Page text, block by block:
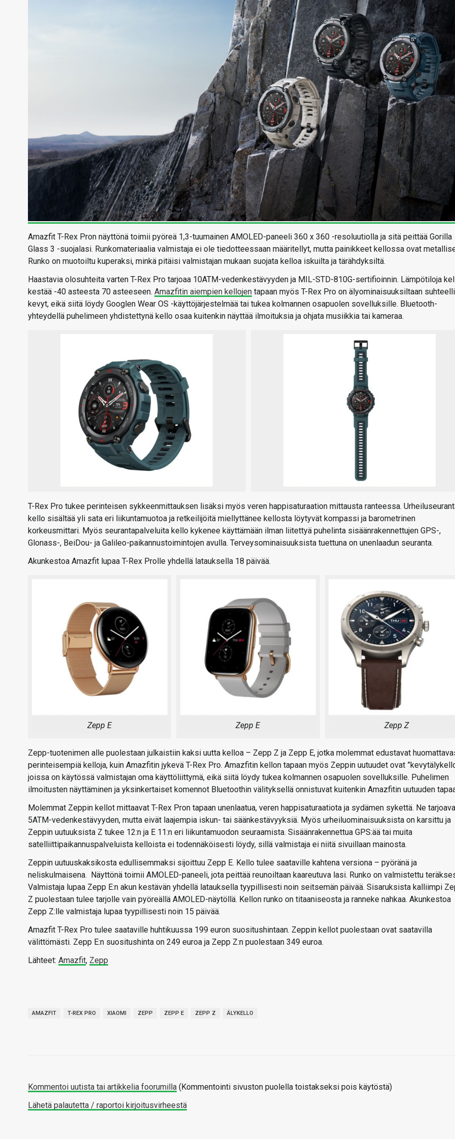
Amazfit T-Rex Pron näyttönä toimii pyöreä 1,3-tuumainen AMOLED-paneeli 360 x 360 -resoluutiolla ja sitä peittää Gorilla
Glass 3 -suojalasi. Runkomateriaalia valmistaja ei ole tiedotteessaan määritellyt, mutta painikkeet kellossa ovat
Runko on muotoiltu kuperaksi, minkä pitäisi valmistajan mukaan suojata kelloa iskuilta ja tärähdyksiltä.
Haastavia olosuhteita varten T-Rex Pro tarjoaa 10ATM-vedenkestävyyden ja MIL-STD-810G-sertifioinnin. Lämpötiloja
kestää -40 asteesta 70 asteeseen. Amazfitin aiempien kellojen tapaan myös T-Rex Pro on älyominaisuuksiltaan
kevyt, eikä siitä löydy Googlen Wear OS -käyttöjärjestelmää tai tukea kolmannen osapuolen sovelluksille. Bluetooth-
yhteydellä puhelimeen yhdistettynä kello osaa kuitenkin näyttää ilmoituksia ja ohjata musiikkia tai kameraa.
T-Rex Pro tukee perinteisen sykkeenmittauksen lisäksi myös veren happisaturaation mittausta ranteessa.
kello sisältää yli sata eri liikuntamuotoa ja retkeilijöitä miellyttänee kellosta löytyvät kompassi ja barometrinen
korkeusmittari. Myös seurantapalveluita kello kykenee käyttämään ilman liitettyä puhelinta sisäänrakennettujen GPS-,
Glonass-, BeiDou- ja Galileo-paikannustoimintojen avulla. Terveysominaisuuksista tuettuna on unenlaadun seuranta.
Akunkestoa Amazfit lupaa T-Rex Prolle yhdellä latauksella 18 päivää.
Zepp E Zepp E Zepp Z
Zepp-tuotenimen alle puolestaan julkaistiin kaksi uutta kelloa – Zepp Z ja Zepp E, jotka molemmat edustavat
perinteisempiä kelloja, kuin Amazfitin jykevä T-Rex Pro. Amazfitin kellon tapaan myös Zeppin uutuudet ovat
joissa on käytössä valmistajan oma käyttöliittymä, eikä siitä löydy tukea kolmannen osapuolen sovelluksille. Puhelimen
ilmoitusten näyttäminen ja yksinkertaiset komennot Bluetoothin välityksellä onnistuvat kuitenkin Amazfitin uutuuden
Molemmat Zeppin kellot mittaavat T-Rex Pron tapaan unenlaatua, veren happisaturaatiota ja sydämen sykettä. Ne
5ATM-vedenkestävyyden, mutta eivät laajempia iskun- tai säänkestävyyksiä. Myös urheiluominaisuuksista on karsittu ja
Zeppin uutuuksista Z tukee 12:n ja E 11:n eri liikuntamuodon seuraamista. Sisäänrakennettua GPS:ää tai muita
satelliittipaikannuspalveluista kelloista ei todennäköisesti löydy, sillä valmistaja ei niitä sivuillaan mainosta.
Zeppin uutuuskaksikosta edullisemmaksi sijoittuu Zepp E. Kello tulee saataville kahtena versiona – pyöränä ja
neliskulmaisena. Näyttönä toimii AMOLED-paneeli, jota peittää reunoiltaan kaareutuva lasi. Runko on valmistettu
Valmistaja lupaa Zepp E:n akun kestävän yhdellä latauksella tyypillisesti noin seitsemän päivää. Sisaruksista kalliimpi
Z puolestaan tulee tarjolle vain pyöreällä AMOLED-näytöllä. Kellon runko on titaaniseosta ja ranneke nahkaa. Akunkestoa
Zepp Z:lle valmistaja lupaa tyypillisesti noin 15 päivää.
Amazfit T-Rex Pro tulee saataville huhtikuussa 199 euron suositushintaan. Zeppin kellot puolestaan ovat saatavilla
välittömästi. Zepp E:n suositushinta on 249 euroa ja Zepp Z:n puolestaan 349 euroa.
Lähteet: Amazfit, Zepp
AMAZFIT T-REX PRO XIAOMI ZEPP ZEPP E ZEPP Z ÄLYKELLO
Kommentoi uutista tai artikkelia foorumilla (Kommentointi sivuston puolella toistakseksi pois käytöstä)
Lähetä palautetta / raportoi kirjoitusvirheestä